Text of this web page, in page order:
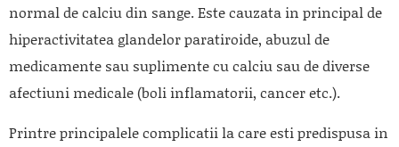
normal de calciu din sange. Este cauzata in principal de
hiperactivitatea glandelor paratiroide, abuzul de
medicamente sau suplimente cu calciu sau de diverse
afectiuni medicale (boli inflamatorii, cancer etc.).
Printre principalele complicatii la care esti predispusa in